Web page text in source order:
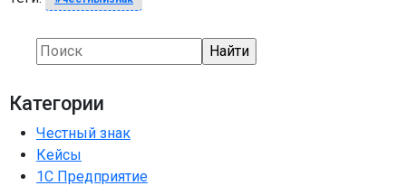
Категории
Честный знак
Кейсы
1С Предприятие